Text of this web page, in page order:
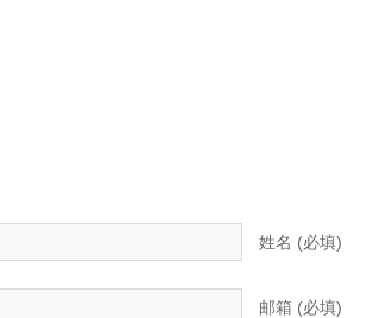
姓名 (必填)
邮箱 (必填)